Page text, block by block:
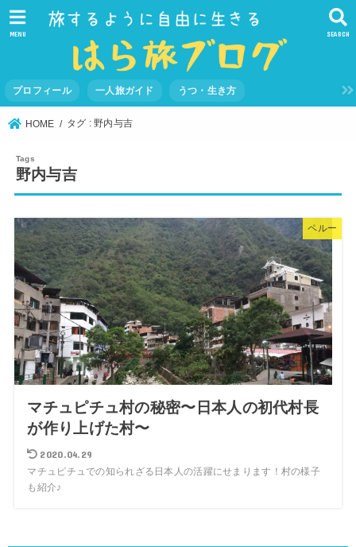
SEARCH
MENU
プロフィール 一人旅ガイド うつ・生き方
HOME タグ : 野内与吉
野内与吉
ペルー
マチュピチュ村の秘密〜日本人の初代村長
が作り上げた村〜
2020.04.29
マチュピチュでの知られざる日本人の活躍にせまります！村の様子
も紹介♪